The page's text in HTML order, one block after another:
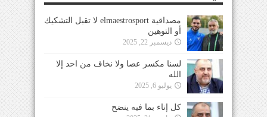
مصداقية elmaestrosport لا تقبل التشكيك
أو التوهين
ديسمبر 22, 2025
لسنا مكسر عصا ولا نخاف من احد إلا
الله
يوليو 6, 2025
كل إناء بما فيه ينضح